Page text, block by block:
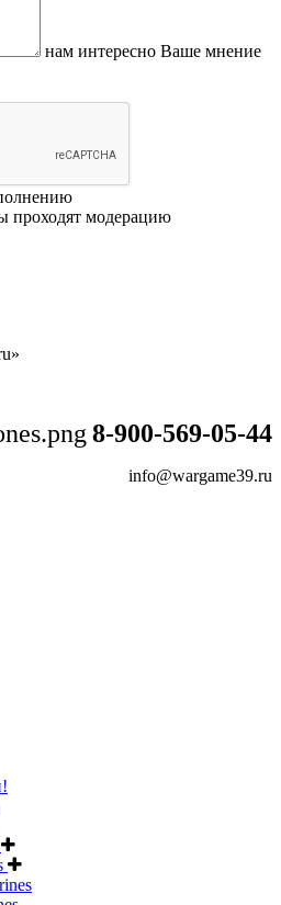
нам интересно Ваше мнение
проходят модерацию
8-900-569-05-44
info@wargame39.ru